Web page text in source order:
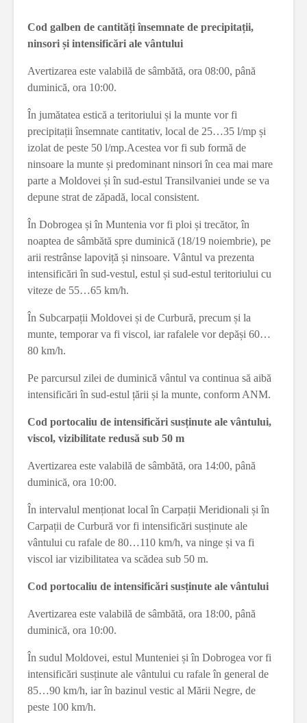
Cod galben de cantități însemnate de precipitații,
ninsori și intensificări ale vântului
Avertizarea este valabilă de sâmbătă, ora 08:00, până
duminică, ora 10:00.
În jumătatea estică a teritoriului și la munte vor fi
precipitații însemnate cantitativ, local de 25…35 l/mp și
izolat de peste 50 l/mp.Acestea vor fi sub formă de
ninsoare la munte și predominant ninsori în cea mai mare
parte a Moldovei și în sud-estul Transilvaniei unde se va
depune strat de zăpadă, local consistent.
În Dobrogea și în Muntenia vor fi ploi și trecător, în
noaptea de sâmbătă spre duminică (18/19 noiembrie), pe
arii restrânse lapoviță și ninsoare. Vântul va prezenta
intensificări în sud-vestul, estul și sud-estul teritoriului cu
viteze de 55…65 km/h.
În Subcarpații Moldovei și de Curbură, precum și la
munte, temporar va fi viscol, iar rafalele vor depăși 60…
80 km/h.
Pe parcursul zilei de duminică vântul va continua să aibă
intensificări în sud-estul țării și la munte, conform ANM.
Cod portocaliu de intensificări susținute ale vântului,
viscol, vizibilitate redusă sub 50 m
Avertizarea este valabilă de sâmbătă, ora 14:00, până
duminică, ora 10:00.
În intervalul menționat local în Carpații Meridionali și în
Carpații de Curbură vor fi intensificări susținute ale
vântului cu rafale de 80…110 km/h, va ninge și va fi
viscol iar vizibilitatea va scădea sub 50 m.
Cod portocaliu de intensificări susținute ale vântului
Avertizarea este valabilă de sâmbătă, ora 18:00, până
duminică, ora 10:00.
În sudul Moldovei, estul Munteniei și în Dobrogea vor fi
intensificări susținute ale vântului cu rafale în general de
85…90 km/h, iar în bazinul vestic al Mării Negre, de
peste 100 km/h.